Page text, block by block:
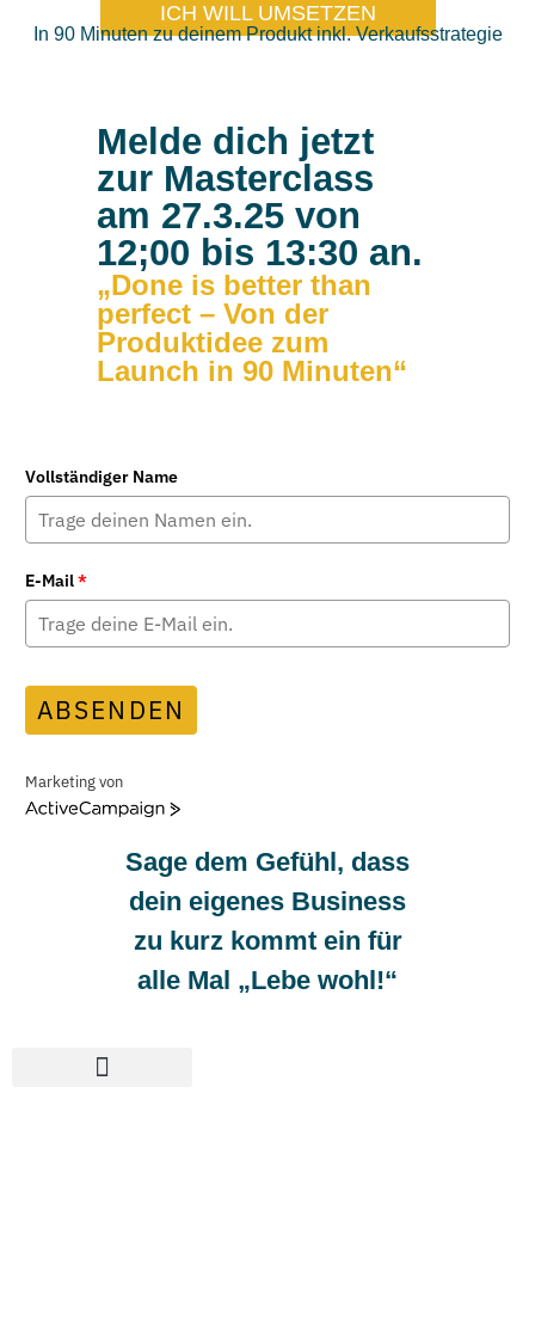
ICH WILL UMSETZEN
In 90 Minuten zu deinem Produkt inkl. Verkaufsstrategie
Melde dich jetzt
zur Masterclass
am 27.3.25 von
12;00 bis 13:30 an.
„Done is better than
perfect – Von der
Produktidee zum
Launch in 90 Minuten“
Vollständiger Name
E-Mail*
ABSENDEN
Marketing von
A
Sage dem Gefühl, dass
dein eigenes Business
zu kurz kommt ein für
alle Mal „Lebe wohl!“